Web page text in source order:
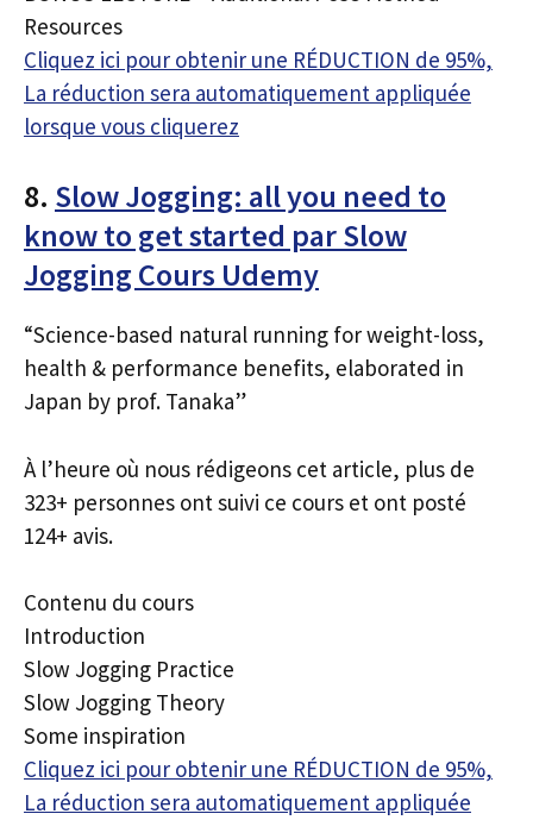
Resources
Cliquez ici pour obtenir une RÉDUCTION de 95%,
La réduction sera automatiquement appliquée
lorsque vous cliquerez
8. Slow Jogging: all you need to
know to get started par Slow
Jogging Cours Udemy
“Science-based natural running for weight-loss,
health & performance benefits, elaborated in
Japan by prof. Tanaka”
À l’heure où nous rédigeons cet article, plus de
323+ personnes ont suivi ce cours et ont posté
124+ avis.
Contenu du cours
Introduction
Slow Jogging Practice
Slow Jogging Theory
Some inspiration
Cliquez ici pour obtenir une RÉDUCTION de 95%,
La réduction sera automatiquement appliquée